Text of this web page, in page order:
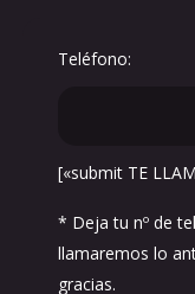
Teléfono:
[«submit TE
* Deja tu nº de
llamaremos lo
gracias.